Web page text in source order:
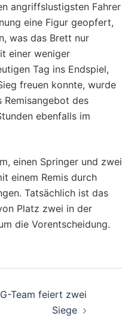
angriffslustigsten Fahrer
eine Figur geopfert,
was das Brett nur
einer weniger
Tag ins Endspiel,
freuen konnte, wurde
des
ebenfalls im
einen Springer und zwei
einem Remis durch
Tatsächlich ist das
Platz zwei in der
die Vorentscheidung.
Team feiert zwei
Siege